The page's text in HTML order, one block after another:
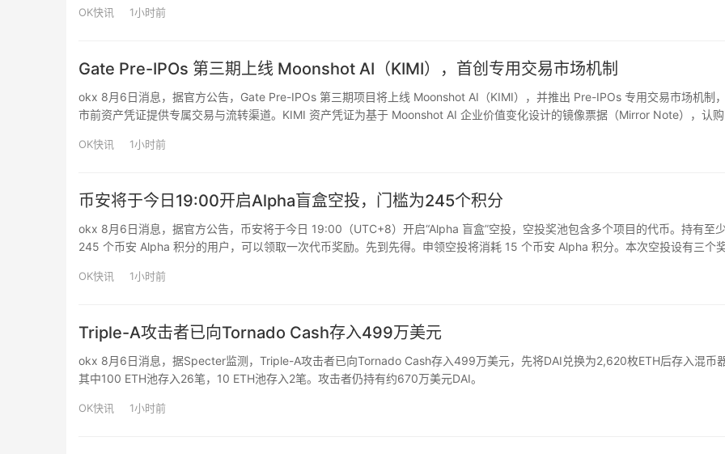
OK快讯 1小时前
Gate Pre-IPOs 第三期上线 Moonshot AI（KIMI），首创专用交易市场机制
okx 8月6日消息，据官方公告，Gate Pre-IPOs 第三期项目将上线 Moonshot AI（KIMI），并推出 Pre-IPOs 专用交易市场机制
市前资产凭证提供专属交易与流转渠道。KIMI 资产凭证为基于 Moonshot AI 企业价值变化设计的镜像票据（Mirror Note），认购
OK快讯 1小时前
币安将于今日19:00开启Alpha盲盒空投，门槛为245个积分
okx 8月6日消息，据官方公告，币安将于今日 19:00（UTC+8）开启“Alpha 盲盒”空投，空投奖池包含多个项目的代币。持有至少
245 个币安 Alpha 积分的用户，可以领取一次代币奖励。先到先得。申领空投将消耗 15 个币安 Alpha 积分。本次空投设有三个
OK快讯 1小时前
Triple-A攻击者已向Tornado Cash存入499万美元
okx 8月6日消息，据Specter监测，Triple-A攻击者已向Tornado Cash存入499万美元，先将DAI兑换为2,620枚ETH后存入混币器
其中100 ETH池存入26笔，10 ETH池存入2笔。攻击者仍持有约670万美元DAI。
OK快讯 1小时前